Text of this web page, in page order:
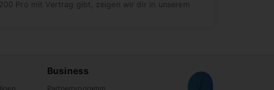
Pro mit Vertrag gibt, zeigen wir dir in unserem
Business